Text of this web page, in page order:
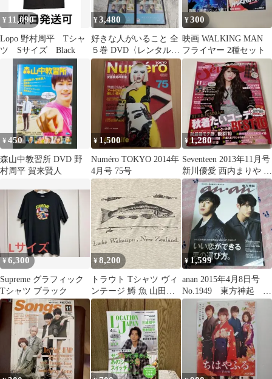
¥ 11,090
Lopo 野村周平 Tシャ
ツ Sサイズ Black
¥3,480
好きな人がいること 全
５巻 DVD〈レンタル落
ち商品〉桐谷美玲、山
崎賢人
¥300
映画 WALKING MAN
フライヤー 2種セット
¥450
森山中教習所 DVD 野
村周平 賀来賢人
¥ 1,500
Numéro TOKYO 2014年
4月号 75号
¥1,280
Seventeen 2013年11月号
新川優愛 西内まりや 北
山詩織 野村周平
¥6,300
Supreme グラフィック
Tシャツ ブラック
¥8,200
トラウト Tシャツ ヴィ
ンテージ 鱒 魚 山田蓮
長瀬智也 野村周平 tsy
¥ 1,599
anan 2015年4月8日号
No.1949 東方神起 菅
田将暉 窪田正孝